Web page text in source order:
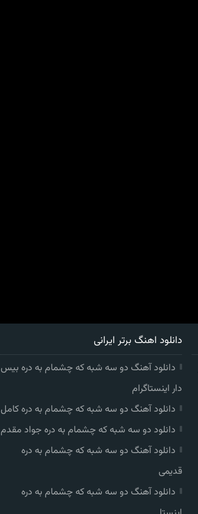
دانلود اهنگ برتر ایرانی
دانلود آهنگ دو سه شبه که چشمام به دره بیس
دار اینستاگرام
دانلود آهنگ دو سه شبه که چشمام به دره کامل
دانلود دو سه شبه که چشمام به دره جواد مقدم
دانلود آهنگ دو سه شبه که چشمام به دره
قدیمی
دانلود آهنگ دو سه شبه که چشمام به دره